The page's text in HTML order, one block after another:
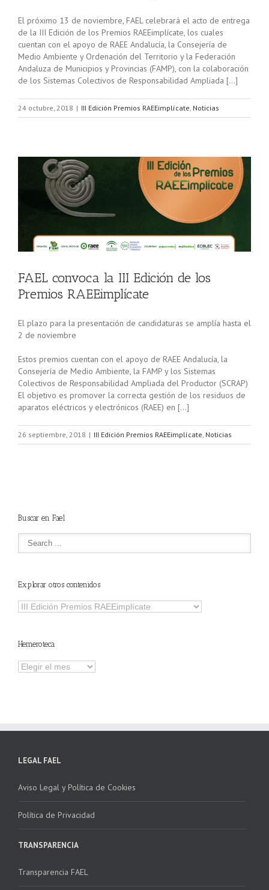
El próximo 13 de noviembre, FAEL celebrará el acto de entrega
de la III Edición de los Premios RAEEimplícate, los cuales
cuentan con el apoyo de RAEE Andalucía, la Consejería de
Medio Ambiente y Ordenación del Territorio y la Federación
Andaluza de Municipios y Provincias (FAMP), con la colaboración
de los Sistemas Colectivos de Responsabilidad Ampliada […]
24 octubre, 2018 | III Edición Premios RAEEimplícate Noticias
FAEL convoca la III Edición de los
Premios RAEEimplícate
El plazo para la presentación de candidaturas se amplía hasta el
2 de noviembre
Estos premios cuentan con el apoyo de RAEE Andalucía, la
Consejería de Medio Ambiente, la FAMP y los Sistemas
Colectivos de Responsabilidad Ampliada del Productor (SCRAP)
El objetivo es promover la correcta gestión de los residuos de
aparatos eléctricos y electrónicos (RAEE) en […]
26 septiembre, 2018 | III Edición Premios RAEEimplícate Noticias
Buscar en Fael
Explorar otros contenidos
Explorar
Hemeroteca
Hemeroteca
LEGAL FAEL
Aviso Legal y Política de Cookies
Política de Privacidad
TRANSPARENCIA
Transparencia FAEL